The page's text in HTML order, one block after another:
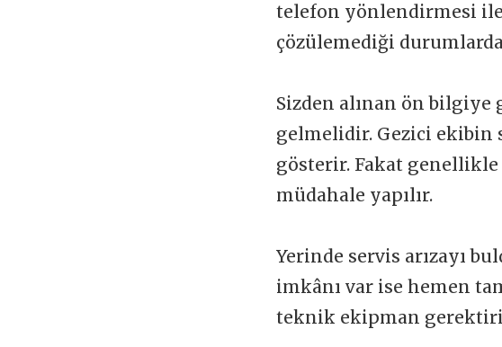
telefon yönlendirmesi
çözülemediği
Sizden alınan ön bilgiye
gelmelidir. Gezici ekibin
gösterir. Fakat
müdahale yapılır.
Yerinde servis arızayı
imkânı var ise hemen
teknik ekipman